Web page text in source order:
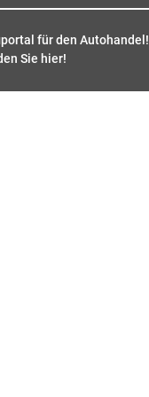
für den Autohandel!
Sie hier!